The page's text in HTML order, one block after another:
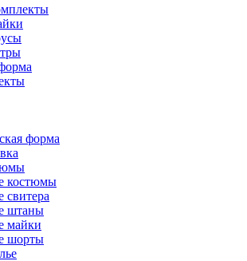
форма
костюмы
свитера
штаны
майки
шорты